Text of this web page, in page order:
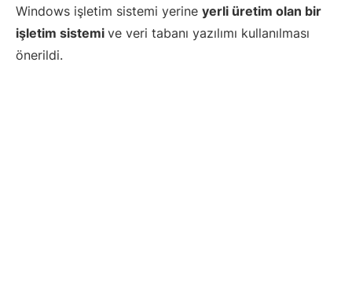
Windows işletim sistemi yerine yerli üretim olan bir
işletim sistemi ve veri tabanı yazılımı kullanılması
önerildi.